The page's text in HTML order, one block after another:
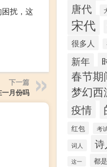
扰，这
下一篇
月份吗
唐代
宋代
很多人
新年
春节期
梦幻西
疫情
红包 考
词人 诗
这一 都是